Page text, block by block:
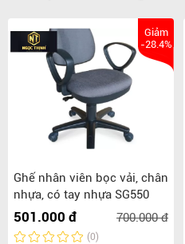
Giảm
-28.4%
Ghế nhân viên bọc vải, chân
nhựa, có tay nhựa SG550
501.000 đ 700.000 đ
(0)